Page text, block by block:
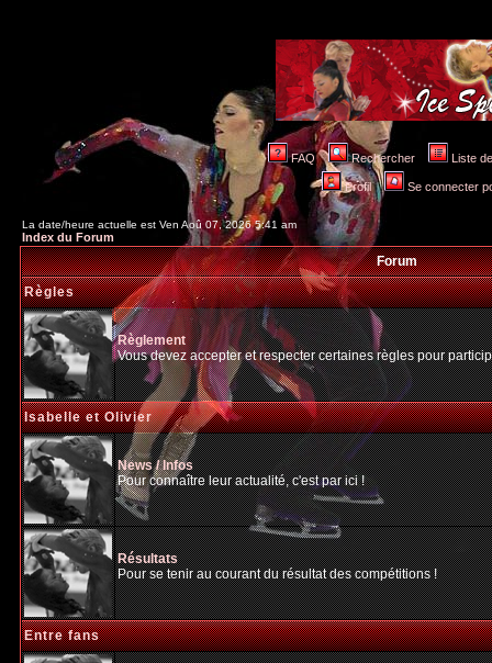
FAQ Rechercher Liste
Profil Se connecter
La date/heure actuelle est Ven Aoû 07, 2026 5:41 am
Index du Forum
Forum
Règles
Règlement
Vous devez accepter et respecter certaines règles pour
Isabelle et Olivier
News / Infos
Pour connaître leur actualité, c'est par ici !
Résultats
Pour se tenir au courant du résultat des compétitions !
Entre fans